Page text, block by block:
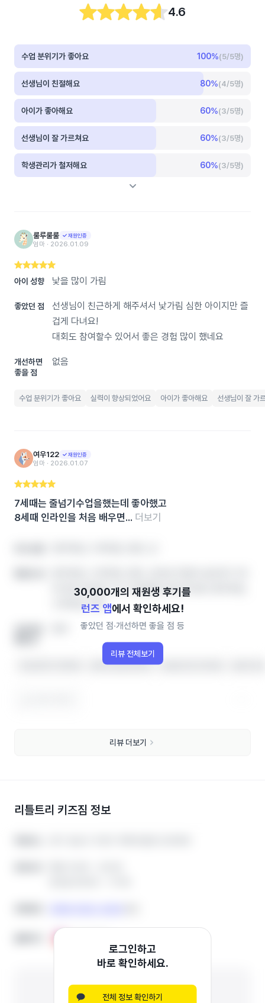
4.6
수업 분위기가 좋아요 100%(5/5명)
선생님이 친절해요 80%(4/5명)
아이가 좋아해요 60%(3/5명)
선생님이 잘 가르쳐요 60%(3/5명)
학생관리가 철저해요 60%(3/5명)
룰루룰룰 재원인증
엄마 ‧ 2026.01.09
아이 성향 낯을 많이 가림
좋았던 점
선생님이 친근하게 해주셔서 낯가림 심한 아이지만 즐
겁게 다녀요!
대회도 참여할수 있어서 좋은 경험 많이 했네요
개선하면
좋을 점
없음
수업 분위기가 좋아요 실력이 향상되었어요 아이가 좋아해요 선생님이 잘 가
여우122 재원인증
엄마 ‧ 2026.01.07
7세때는 줄넘기수업을했는데 좋아했고
8세때 인라인을 처음 배우면... 더보기
테 정보 한번에, 인기 학원랭킹 확인하세요! 영어학원,
수학학원, 영유
실력이 향상되었어요 선생님이 잘 가르쳐요
런즈 앱에서 확인하세요!
좋았던 점‧개선하면 좋을 점 등
리뷰 전체보기
리뷰 더보기
리틀트리 키즈짐 정보
로그인하고
바로 확인하세요.
전체 정보 확인하기